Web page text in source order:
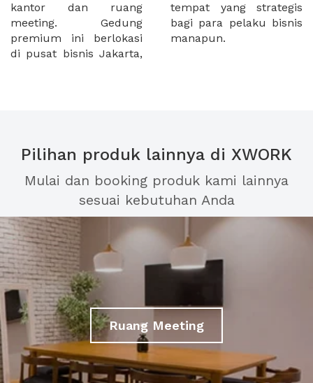
kantor dan ruang
meeting. Gedung
premium ini berlokasi
di pusat bisnis Jakarta,
tempat yang strategis
bagi para pelaku bisnis
manapun.
Pilihan produk lainnya di XWORK
Mulai dan booking produk kami lainnya
sesuai kebutuhan Anda
Ruang Meeting